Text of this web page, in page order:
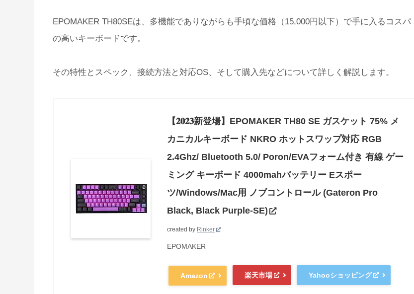
EPOMAKER TH80SEは、多機能でありながらも手頃な価格（15,000円以下）で手に入るコスパ
の高いキーボードです。
その特性とスペック、接続方法と対応OS、そして購入先などについて詳しく解説します。
【𝟐𝟎𝟐𝟑新登場】EPOMAKER TH80 SE ガスケット 75% メ
カニカルキーボード NKRO ホットスワップ対応 RGB
2.4Ghz/ Bluetooth 5.0/ Poron/EVAフォーム付き 有線 ゲー
ミング キーボード 4000mahバッテリー Eスポー
ツ/Windows/Mac用 ノブコントロール (Gateron Pro
Black, Black Purple-SE)
created by Rinker
EPOMAKER
Amazon 楽天市場 Yahooショッピング